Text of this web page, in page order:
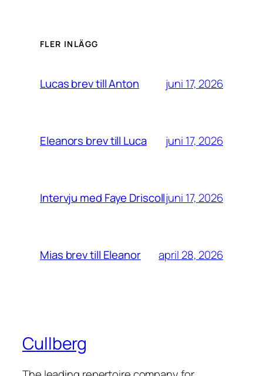
FLER INLÄGG
Lucas brev till Anton juni 17, 2026
Eleanors brev till Luca juni 17, 2026
Intervju med Faye Driscolljuni 17, 2026
Mias brev till Eleanor april 28, 2026
Cullberg